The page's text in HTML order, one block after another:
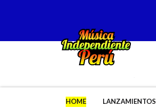
HOME LANZAMIENTOS